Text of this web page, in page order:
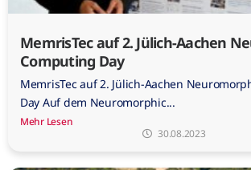
MemrisTec auf 2. Jülich-Aachen
Computing Day
MemrisTec auf 2. Jülich-Aachen
Day Auf dem Neuromorphic...
Mehr Lesen
30.08.2023